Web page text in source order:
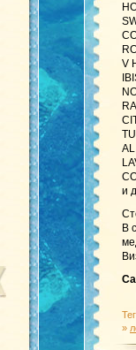
V
и
В
»